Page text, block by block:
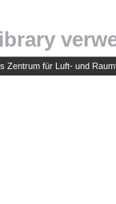
für Luft- und